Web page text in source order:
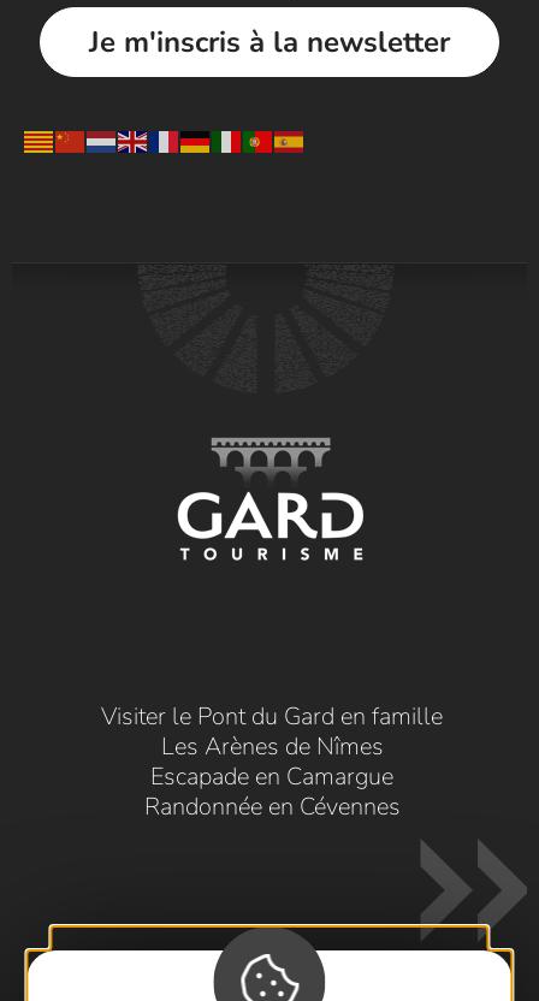
Je m'inscris à la newsletter
Visiter le Pont du Gard en famille
Les Arènes de Nîmes
Escapade en Camargue
Randonnée en Cévennes